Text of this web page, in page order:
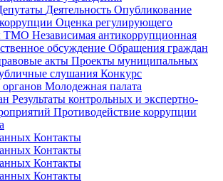
Деятельность Опубликование
Оценка регулирующего
ТМО Независимая антикоррупционная
обсуждение Обращения граждан
акты Проекты муниципальных
слушания Конкурс
Молодежная палата
Результаты контрольных и экспертно-
Противодействие коррупции
Контакты
Контакты
Контакты
Контакты